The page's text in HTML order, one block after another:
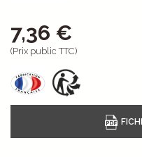
7,36 €
(Prix public TTC)